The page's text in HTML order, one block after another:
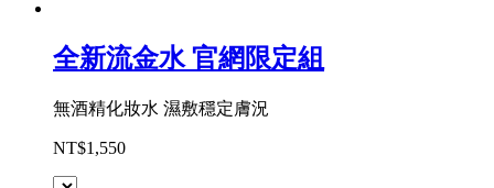
全新流金水 官網限定組
無酒精化妝水 濕敷穩定膚況
NT$1,550